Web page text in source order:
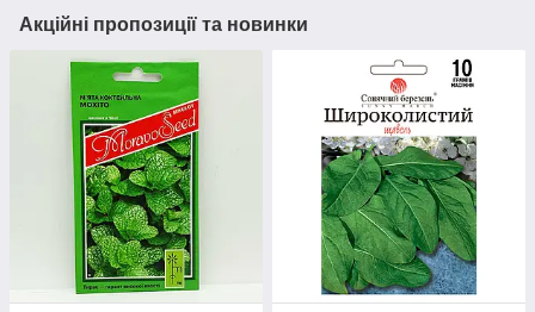
Акційні пропозиції та новинки